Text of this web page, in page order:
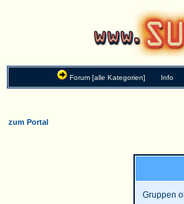
Forum [alle Kategorien] Info
zum Portal
Gruppen